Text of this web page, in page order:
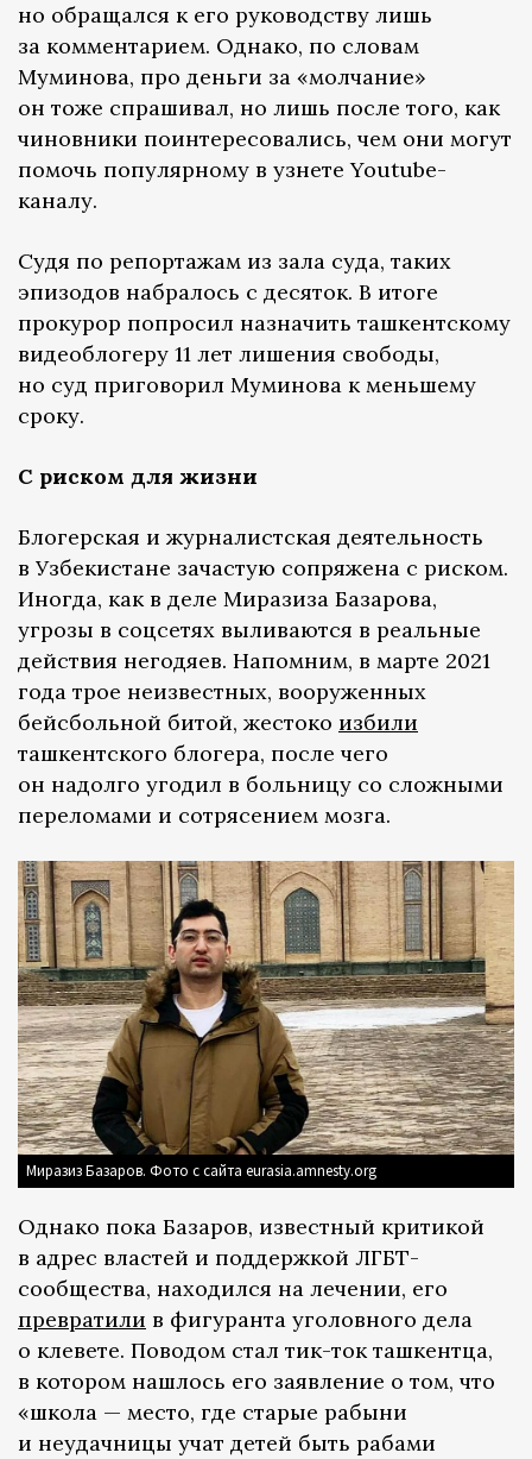
но обращался к его руководству лишь
за комментарием. Однако, по словам
Муминова, про деньги за «молчание»
он тоже спрашивал, но лишь после того, как
чиновники поинтересовались, чем они могут
помочь популярному в узнете Youtube-
каналу.
Судя по репортажам из зала суда, таких
эпизодов набралось с десяток. В итоге
прокурор попросил назначить ташкентскому
видеоблогеру 11 лет лишения свободы,
но суд приговорил Муминова к меньшему
сроку.
С риском для жизни
Блогерская и журналистская деятельность
в Узбекистане зачастую сопряжена с риском.
Иногда, как в деле Миразиза Базарова,
угрозы в соцсетях выливаются в реальные
действия негодяев. Напомним, в марте 2021
года трое неизвестных, вооруженных
бейсбольной битой, жестоко избили
ташкентского блогера, после чего
он надолго угодил в больницу со сложными
переломами и сотрясением мозга.
Миразиз Базаров. Фото с сайта eurasia.amnesty.org
Однако пока Базаров, известный критикой
в адрес властей и поддержкой ЛГБТ-
сообщества, находился на лечении, его
превратили в фигуранта уголовного дела
о клевете. Поводом стал тик-ток ташкентца,
в котором нашлось его заявление о том, что
«школа — место, где старые рабыни
и неудачницы учат детей быть рабами